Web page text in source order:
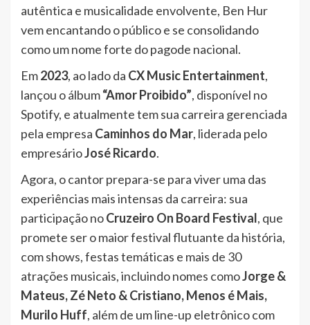
autêntica e musicalidade envolvente, Ben Hur
vem encantando o público e se consolidando
como um nome forte do pagode nacional.
Em2023, ao lado da CX Music Entertainment,
lançou o álbum“Amor Proibido”, disponível no
Spotify, e atualmente tem sua carreira gerenciada
pela empresa Caminhos do Mar, liderada pelo
empresárioJosé Ricardo.
Agora, o cantor prepara-se para viver uma das
experiências mais intensas da carreira: sua
participação noCruzeiro On Board Festival, que
promete ser o maior festival flutuante da história,
com shows, festas temáticas e mais de 30
atrações musicais, incluindo nomes comoJorge &
Mateus, Zé Neto & Cristiano, Menos é Mais,
Murilo Huff, além de um line-up eletrônico com